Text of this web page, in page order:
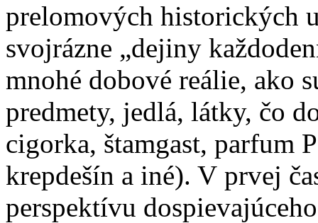
prelomových historických
svojrázne „dejiny
mnohé dobové reálie, ako
predmety, jedlá, látky, čo
cigorka, štamgast, parfum
krepdešín a iné). V prvej
perspektívu